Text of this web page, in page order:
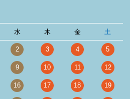
水 木 金 土
2 3 4 5
9 10 11 12
16 17 18 19